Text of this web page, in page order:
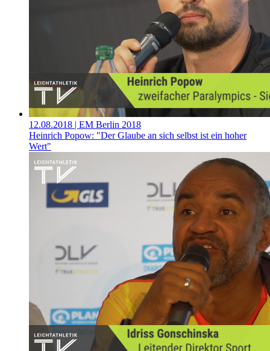
12.08.2018 | EM Berlin 2018
Heinrich Popow: "Der Glaube an sich selbst ist ein hoher
Wert"